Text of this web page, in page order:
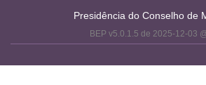
Presidência do Conselho de
BEP v5.0.1.5 de 2025-12-03